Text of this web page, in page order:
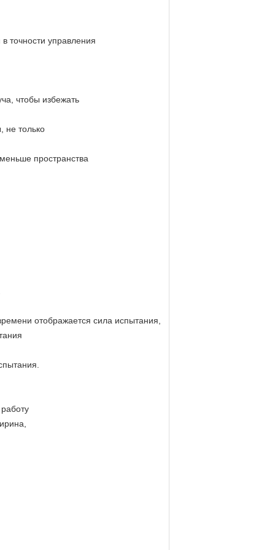
точности управления
чтобы избежать
не только
пространства
отображается сила испытания,